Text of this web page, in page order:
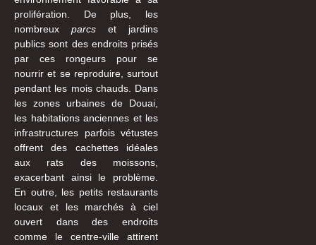
prolifération. De plus, les
nombreux parcs et jardins
publics sont des endroits prisés
par ces rongeurs pour se
nourrir et se reproduire, surtout
pendant les mois chauds. Dans
les zones urbaines de Douai,
les habitations anciennes et les
infrastructures parfois vétustes
offrent des cachettes idéales
aux rats des moissons,
exacerbant ainsi le problème.
En outre, les petits restaurants
locaux et les marchés à ciel
ouvert dans des endroits
comme le centre-ville attirent